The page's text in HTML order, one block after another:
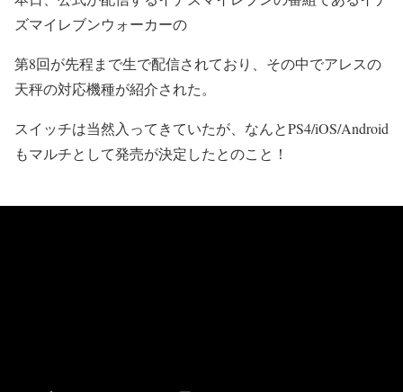
ズマイレブンウォーカーの
第8回が先程まで生で配信されており、その中でアレスの
天秤の対応機種が紹介された。
スイッチは当然入ってきていたが、なんとPS4/iOS/Android
もマルチとして発売が決定したとのこと！